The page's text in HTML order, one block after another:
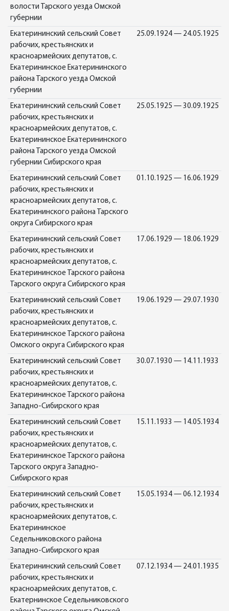
волости Тарского уезда Омской
губернии
Екатерининский сельский Совет
рабочих, крестьянских и
красноармейских депутатов, с.
Екатерининское Екатерининского
района Тарского уезда Омской
губернии
25.09.1924 — 24.05.1925
Екатерининский сельский Совет
рабочих, крестьянских и
красноармейских депутатов, с.
Екатерининское Екатерининского
района Тарского уезда Омской
губернии Сибирского края
25.05.1925 — 30.09.1925
Екатерининский сельский Совет
рабочих, крестьянских и
красноармейских депутатов, с.
Екатерининского района Тарского
округа Сибирского края
01.10.1925 — 16.06.1929
Екатерининский сельский Совет
рабочих, крестьянских и
красноармейских депутатов, с.
Екатерининское Тарского района
Тарского округа Сибирского края
17.06.1929 — 18.06.1929
Екатерининский сельский Совет
рабочих, крестьянских и
красноармейских депутатов, с.
Екатерининское Тарского района
Омского округа Сибирского края
19.06.1929 — 29.07.1930
Екатерининский сельский Совет
рабочих, крестьянских и
красноармейских депутатов, с.
Екатерининское Тарского района
Западно-Сибирского края
30.07.1930 — 14.11.1933
Екатерининский сельский Совет
рабочих, крестьянских и
красноармейских депутатов, с.
Екатерининское Тарского района
Тарского округа Западно-
Сибирского края
15.11.1933 — 14.05.1934
Екатерининский сельский Совет
рабочих, крестьянских и
красноармейских депутатов, с.
Екатерининское
Седельниковского района
Западно-Сибирского края
15.05.1934 — 06.12.1934
Екатерининский сельский Совет
рабочих, крестьянских и
красноармейских депутатов, с.
Екатернинское Седельниковского
07.12.1934 — 24.01.1935